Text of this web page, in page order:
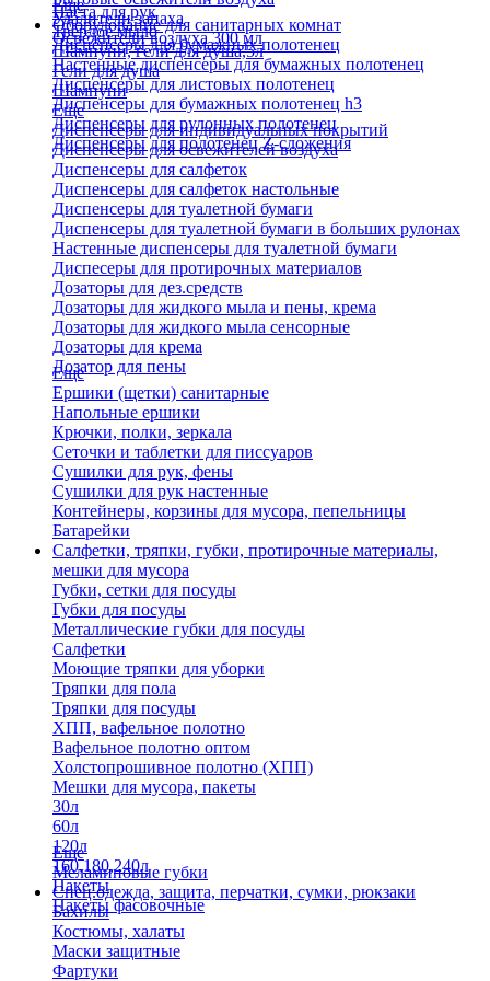
Паста для рук
Твердое мыло
Шампуни, гели для душа,5л
Гели для душа
Шампуни
Удалители запаха
Освежители воздуха 300 мл
Еще
Оборудование для санитарных комнат
Диспенсеры для бумажных полотенец
Настенные диспенсеры для бумажных полотенец
Диспенсеры для листовых полотенец
Диспенсеры для бумажных полотенец h3
Диспенсеры для рулонных полотенец
Диспенсеры для полотенец Z-сложения
Еще
Диспенсеры для индивидуальных покрытий
Диспенсеры для освежителей воздуха
Диспенсеры для салфеток
Диспенсеры для салфеток настольные
Диспенсеры для туалетной бумаги
Диспенсеры для туалетной бумаги в больших рулонах
Настенные диспенсеры для туалетной бумаги
Диспесеры для протирочных материалов
Дозаторы для дез.средств
Дозаторы для жидкого мыла и пены, крема
Дозаторы для жидкого мыла сенсорные
Дозаторы для крема
Дозатор для пены
Еще
Ершики (щетки) санитарные
Напольные ершики
Крючки, полки, зеркала
Сеточки и таблетки для писсуаров
Сушилки для рук, фены
Сушилки для рук настенные
Контейнеры, корзины для мусора, пепельницы
Батарейки
Салфетки, тряпки, губки, протирочные материалы,
мешки для мусора
Губки, сетки для посуды
Губки для посуды
Металлические губки для посуды
Салфетки
Моющие тряпки для уборки
Тряпки для пола
Тряпки для посуды
ХПП, вафельное полотно
Вафельное полотно оптом
Холстопрошивное полотно (ХПП)
Мешки для мусора, пакеты
30л
60л
120л
160,180,240л
Пакеты
Пакеты фасовочные
Еще
Меламиновые губки
Спец.одежда, защита, перчатки, сумки, рюкзаки
Бахилы
Костюмы, халаты
Маски защитные
Фартуки